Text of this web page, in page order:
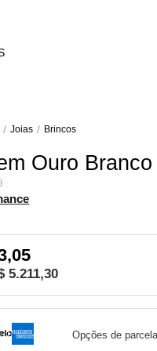
BLUE
WILD SPIRIT
NATURE
Joias Brincos
Ouro
5.211,30
Opções de